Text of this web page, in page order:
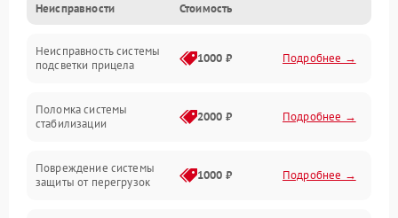
Механические повреждения
Неисправность фокусировки и оптики
Электропитание
Неисправности Стоимость
Неисправность системы
подсветки прицела
1000 ₽ Подробнее →
Поломка системы
стабилизации
2000 ₽ Подробнее →
Повреждение системы
защиты от перегрузок
1000 ₽ Подробнее →